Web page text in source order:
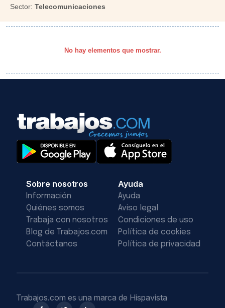
Sector: Telecomunicaciones
No hay elementos que mostrar.
Sobre nosotros
Información
Quiénes somos
Trabaja con nosotros
Blog de Trabajos.com
Contáctanos
Ayuda
Ayuda
Aviso legal
Condiciones de uso
Política de cookies
Política de privacidad
Trabajos.com es una marca de Hispavista